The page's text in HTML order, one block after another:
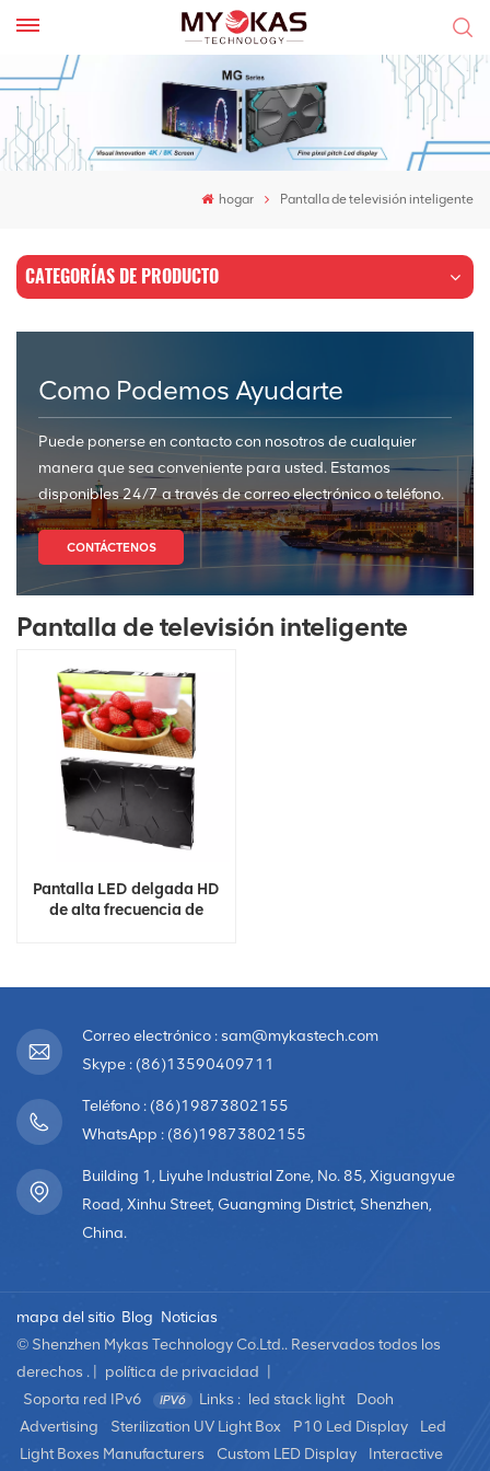
hogar Pantalla de televisión inteligente
CATEGORÍAS DE PRODUCTO
Como Podemos Ayudarte
Puede ponerse en contacto con nosotros de cualquier
manera que sea conveniente para usted. Estamos
disponibles 24/7 a través de correo electrónico o teléfono.
CONTÁCTENOS
Pantalla de televisión inteligente
Pantalla LED delgada HD
de alta frecuencia de
Correo electrónico : sam@mykastech.com
Skype : (86)13590409711
Teléfono : (86)19873802155
WhatsApp : (86)19873802155
Building 1, Liyuhe Industrial Zone, No. 85, Xiguangyue
Road, Xinhu Street, Guangming District, Shenzhen,
China.
mapa del sitio Blog Noticias
© Shenzhen Mykas Technology Co.Ltd.. Reservados todos los
derechos . |
política de privacidad
Soporta red IPv6
Links : led stack light
Dooh
Advertising
Sterilization UV Light Box P10 Led Display
Led
Light Boxes Manufacturers
Custom LED Display Interactive